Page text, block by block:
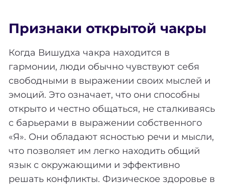
Признаки открытой чакры
Когда Вишудха чакра находится в
гармонии, люди обычно чувствуют себя
свободными в выражении своих мыслей и
эмоций. Это означает, что они способны
открыто и честно общаться, не сталкиваясь
с барьерами в выражении собственного
«Я». Они обладают ясностью речи и мысли,
что позволяет им легко находить общий
язык с окружающими и эффективно
решать конфликты. Физическое здоровье в